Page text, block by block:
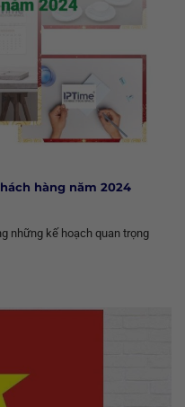
hàng năm 2024
những kế hoạch quan trọng